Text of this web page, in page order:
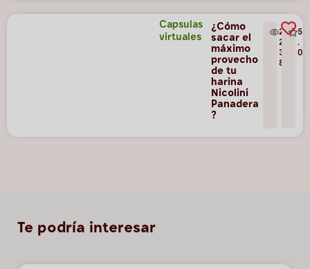
Capsulas
virtuales
¿Cómo
sacar el
máximo
provecho
de tu
harina
Nicolini
Panadera
?
2
2
3
8
5
.
0
Te podría interesar